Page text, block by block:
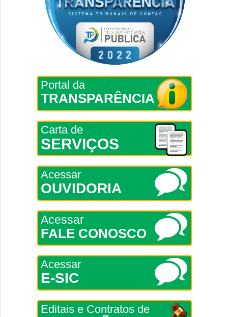
Portal da
TRANSPARÊNCIA
Carta de
SERVIÇOS
Acessar
OUVIDORIA
Acessar
FALE CONOSCO
Acessar
E-SIC
Editais e Contratos de